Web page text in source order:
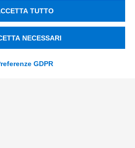
TUTTO
NECESSARI
GDPR